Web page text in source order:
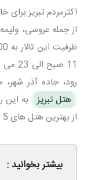
اکثرمردم تبریز
از جمله عروسی،
11
رود، جاده آذر
هتل تبریز
به این
از بهترین هتل های 5 ستاره این شهر است.
بیشتر بخوانید :